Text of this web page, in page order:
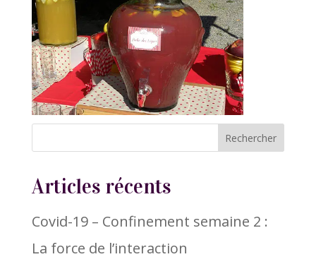
Articles récents
Covid-19 – Confinement semaine 2 :
La force de l’interaction